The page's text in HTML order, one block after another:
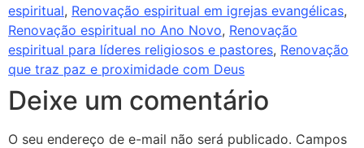
espiritual, Renovação espiritual em igrejas evangélicas,
Renovação espiritual no Ano Novo, Renovação
espiritual para líderes religiosos e pastores, Renovação
que traz paz e proximidade com Deus
Deixe um comentário
O seu endereço de e-mail não será publicado. Campos